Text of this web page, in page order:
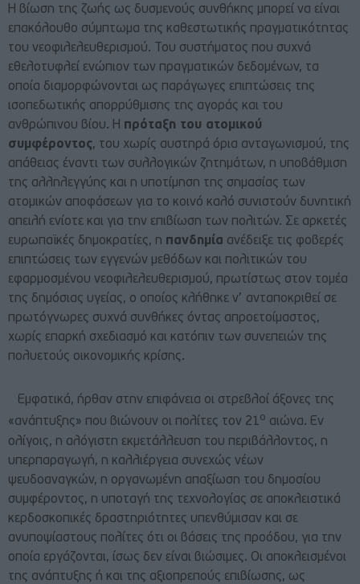
Η βίωση της ζωής ως δυσμενούς συνθήκης μπορεί να είναι
επακόλουθο σύμπτωμα της καθεστωτικής πραγματικότητας
του νεοφιλελευθερισμού. Του συστήματος που συχνά
εθελοτυφλεί ενώπιον των πραγματικών δεδομένων, τα
οποία διαμορφώνονται ως παράγωγες επιπτώσεις της
ισοπεδωτικής απορρύθμισης της αγοράς και του
ανθρώπινου βίου. Η πρόταξη του ατομικού
συμφέροντος, του χωρίς αυστηρά όρια ανταγωνισμού, της
απάθειας έναντι των συλλογικών ζητημάτων, η υποβάθμιση
της αλληλεγγύης και η υποτίμηση της σημασίας των
ατομικών αποφάσεων για το κοινό καλό συνιστούν δυνητική
απειλή ενίοτε και για την επιβίωση των πολιτών. Σε αρκετές
ευρωπαϊκές δημοκρατίες, η πανδημία ανέδειξε τις φοβερές
επιπτώσεις των εγγενών μεθόδων και πολιτικών του
εφαρμοσμένου νεοφιλελευθερισμού, πρωτίστως στον τομέα
της δημόσιας υγείας, ο οποίος κλήθηκε ν’ ανταποκριθεί σε
πρωτόγνωρες συχνά συνθήκες όντας απροετοίμαστος,
χωρίς επαρκή σχεδιασμό και κατόπιν των συνεπειών της
πολυετούς οικονομικής κρίσης.
Εμφατικά, ήρθαν στην επιφάνεια οι στρεβλοί άξονες της
«ανάπτυξης» που βιώνουν οι πολίτες τον 21ο αιώνα. Εν
ολίγοις, η αλόγιστη εκμετάλλευση του περιβάλλοντος, η
υπερπαραγωγή, η καλλιέργεια συνεχώς νέων
ψευδοαναγκών, η οργανωμένη απαξίωση του δημοσίου
συμφέροντος, η υποταγή της τεχνολογίας σε αποκλειστικά
κερδοσκοπικές δραστηριότητες υπενθύμισαν και σε
ανυποψίαστους πολίτες ότι οι βάσεις της προόδου, για την
οποία εργάζονται, ίσως δεν είναι βιώσιμες. Οι αποκλεισμένοι
της ανάπτυξης ή και της αξιοπρεπούς επιβίωσης, ως